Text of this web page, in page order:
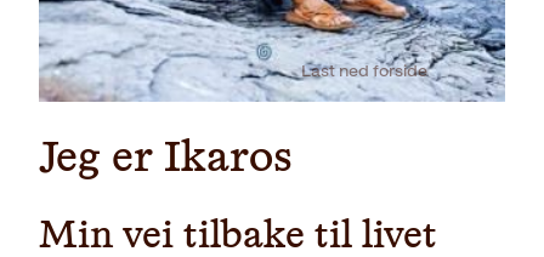
Last ned forside
Jeg er Ikaros
Min vei tilbake til livet